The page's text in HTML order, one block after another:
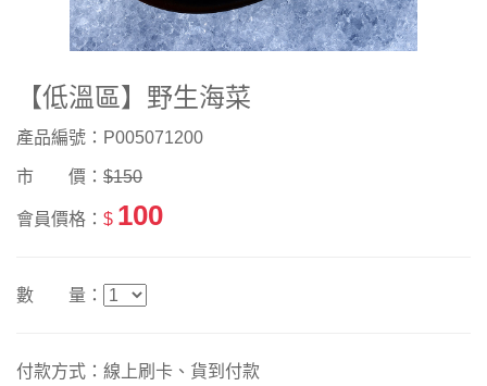
【低溫區】野生海菜
產品編號：P005071200
市 價： $150
會員價格： $ 100
數 量：
付款方式：線上刷卡、貨到付款